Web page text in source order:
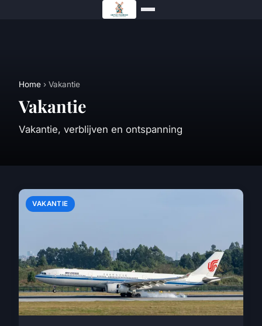
Home › Vakantie
Vakantie
Vakantie, verblijven en ontspanning
VAKANTIE